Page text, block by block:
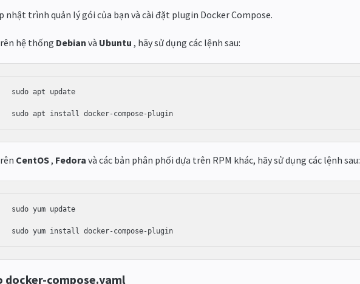
nhật trình quản lý gói của bạn và cài đặt plugin Docker Compose.
hệ thống Debian và Ubuntu , hãy sử dụng các lệnh sau:
sudo apt update
sudo apt install docker-compose-plugin
CentOS, Fedora và các bản phân phối dựa trên RPM khác, hãy sử dụng các lệnh sau:
sudo yum update
sudo yum install docker-compose-plugin
docker-compose.yaml